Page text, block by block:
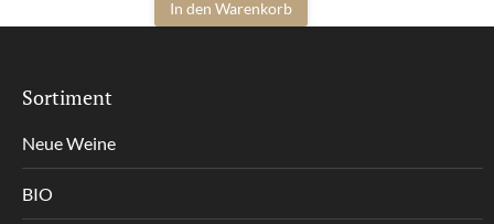
In den Warenkorb
Sortiment
Neue Weine
BIO